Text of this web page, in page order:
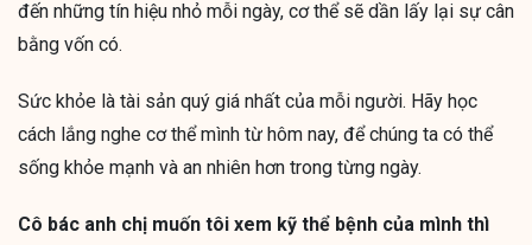
đến những tín hiệu nhỏ mỗi ngày, cơ thể sẽ dần lấy lại sự cân
bằng vốn có.
Sức khỏe là tài sản quý giá nhất của mỗi người. Hãy học
cách lắng nghe cơ thể mình từ hôm nay, để chúng ta có thể
sống khỏe mạnh và an nhiên hơn trong từng ngày.
Cô bác anh chị muốn tôi xem kỹ thể bệnh của mình thì